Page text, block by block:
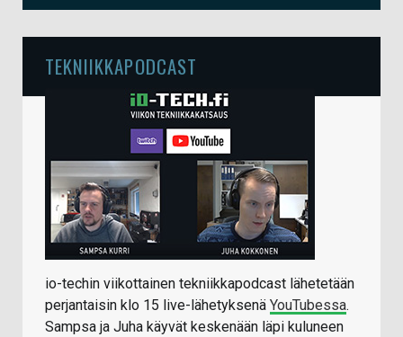
TEKNIIKKAPODCAST
io-techin viikottainen tekniikkapodcast lähetetään
perjantaisin klo 15 live-lähetyksenä YouTubessa.
Sampsa ja Juha käyvät keskenään läpi kuluneen